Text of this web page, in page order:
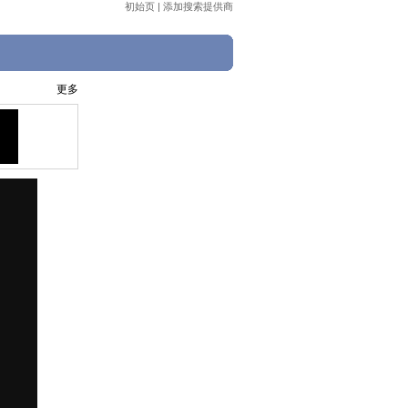
初始页 | 添加搜索提供商
更多